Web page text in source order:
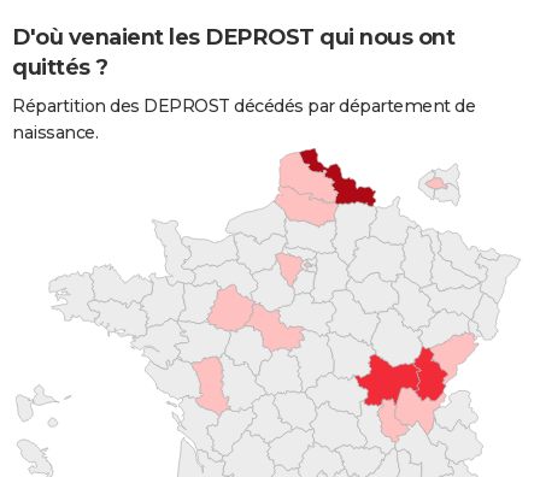
D'où venaient les DEPROST qui nous ont
quittés ?
Répartition des DEPROST décédés par département de
naissance.